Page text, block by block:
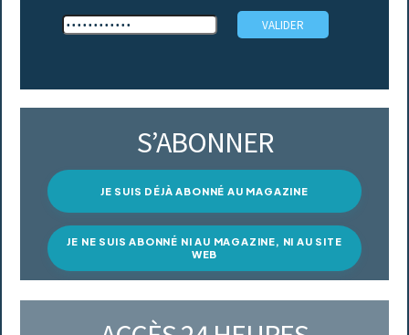
S’ABONNER
JE SUIS DÉJÀ ABONNÉ AU MAGAZINE
JE NE SUIS ABONNÉ NI AU MAGAZINE, NI AU SITE
WEB